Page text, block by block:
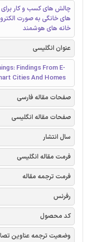
چالش های کسب و کار برای
های خانگی به صورت
خانه های هوشمند
عنوان انگلیسی
Findings From E-
Cities And Homes
صفحات مقاله فارسی
صفحات مقاله انگلیسی
سال انتشار
فرمت مقاله انگلیسی
فرمت ترجمه مقاله
رفرنس
کد محصول
وضعیت ترجمه عناوین